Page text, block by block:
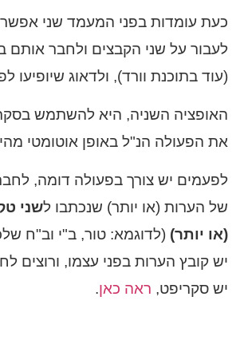
כעת עומדות בפני המעמד שני
לעבור על שני הקבצים ולחבר אותם
(עוד בתוכנת וורד), ולדאוג שיופיעו
האופציה השניה, היא להשתמש
את הפעולה הנ"ל באופן אוטומטי
לפעמים יש צורך בפעולה דומה,
של הערות (או יותר) שנכתבו לשני
(או יותר) (לדוגמא: טור, ב"י וב"ח
יש קובץ הערות בפני עצמו, ורוצים
יש סקריפט, ראה כאן.